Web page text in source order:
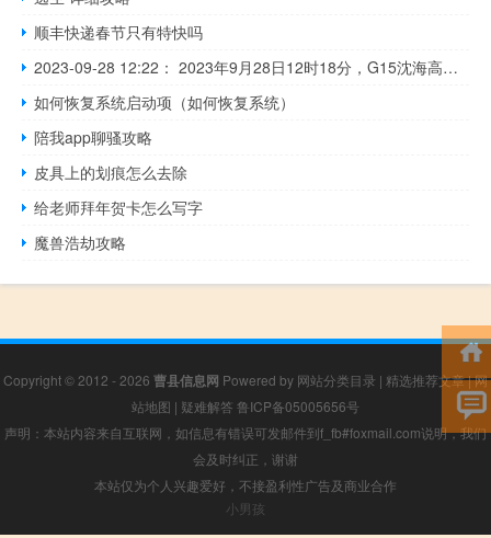
顺丰快递春节只有特快吗
2023-09-28 12:22： 2023年9月28日12时18分，G15沈海高速连云港段由于车流量大，关闭赣榆港、海头、赣榆双向入口。 ​​​
如何恢复系统启动项（如何恢复系统）
陪我app聊骚攻略
皮具上的划痕怎么去除
给老师拜年贺卡怎么写字
魔兽浩劫攻略
Copyright © 2012 - 2026 曹县信息网 Powered by 网站分类目录 | 精选推荐文章|网
站地图 | 疑难解答 鲁ICP备05005656号
声明：本站内容来自互联网，如信息有错误可发邮件到f_fb#foxmail.com说明，我们
会及时纠正，谢谢
本站仅为个人兴趣爱好，不接盈利性广告及商业合作
小男孩